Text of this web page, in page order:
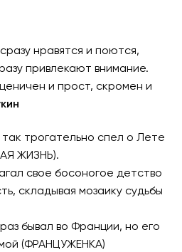
в Израиле
Леонида
нравятся и поются,
привлекают внимание.
и прост, скромен и
трогательно спел о Лете
ЖИЗНЬ).
свое босоногое детство
складывая мозаику судьбы
бывал во Франции, но его
(ФРАНЦУЖЕНКА)